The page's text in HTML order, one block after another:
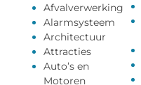
Afvalverwerking
Alarmsysteem
Architectuur
Attracties
Auto’s en
Motoren